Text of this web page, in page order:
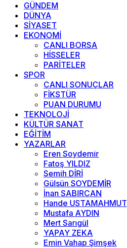
GÜNDEM
DÜNYA
SİYASET
EKONOMİ
CANLI BORSA
HİSSELER
PARİTELER
SPOR
CANLI SONUÇLAR
FİKSTÜR
PUAN DURUMU
TEKNOLOJİ
KÜLTÜR SANAT
EĞİTİM
YAZARLAR
Eren Soydemir
Fatoş YILDIZ
Semih DİRİ
Gülsün SOYDEMİR
İnan SABIRCAN
Hande USTAMAHMUT
Mustafa AYDIN
Mert Sarıgül
YAPAY ZEKA
Emin Vahap Şimşek